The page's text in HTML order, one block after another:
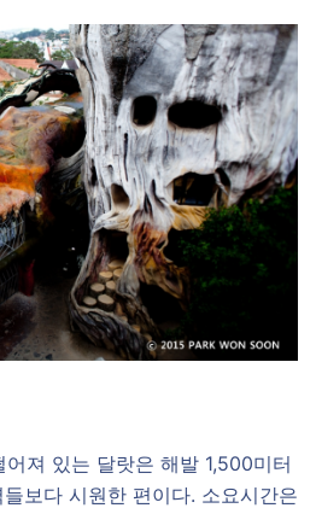
져 있는 달랏은 해발 1,500미터
보다 시원한 편이다. 소요시간은